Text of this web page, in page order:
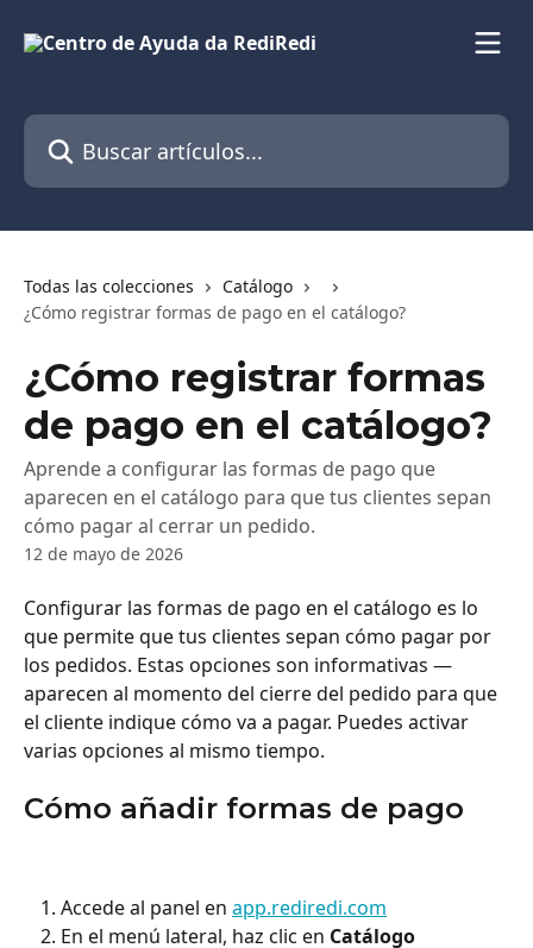
Buscar artículos...
Todas las colecciones
Catálogo
¿Cómo registrar formas de pago en el catálogo?
¿Cómo registrar formas
de pago en el catálogo?
Aprende a configurar las formas de pago que
aparecen en el catálogo para que tus clientes sepan
cómo pagar al cerrar un pedido.
12 de mayo de 2026
Configurar las formas de pago en el catálogo es lo
que permite que tus clientes sepan cómo pagar por
los pedidos. Estas opciones son informativas —
aparecen al momento del cierre del pedido para que
el cliente indique cómo va a pagar. Puedes activar
varias opciones al mismo tiempo.
Cómo añadir formas de pago
Accede al panel en app.rediredi.com
En el menú lateral, haz clic en Catálogo